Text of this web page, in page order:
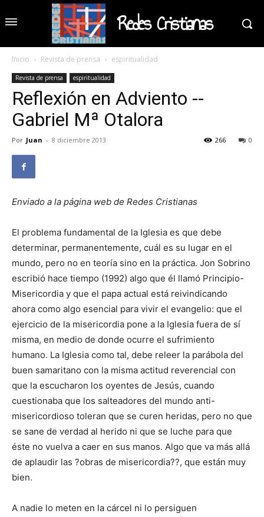
Redes Cristianas
Inicio Revista de prensa espiritualidad
Revista de prensa espiritualidad
Reflexión en Adviento --
Gabriel Mª Otalora
Por Juan - 8 diciembre 2013 0
266
Enviado a la página web de Redes Cristianas
El problema fundamental de la Iglesia es que debe
determinar, permanentemente, cuál es su lugar en el
mundo, pero no en teoría sino en la práctica. Jon Sobrino
escribió hace tiempo (1992) algo que él llamó Principio-
Misericordia y que el papa actual está reivindicando
ahora como algo esencial para vivir el evangelio: que el
ejercicio de la misericordia pone a la Iglesia fuera de sí
misma, en medio de donde ocurre el sufrimiento
humano. La Iglesia como tal, debe releer la parábola del
buen samaritano con la misma actitud reverencial con
que la escucharon los oyentes de Jesús, cuando
cuestionaba que los salteadores del mundo anti-
misericordioso toleran que se curen heridas, pero no que
se sane de verdad al herido ni que se luche para que
éste no vuelva a caer en sus manos. Algo que va más allá
de aplaudir las ?obras de misericordia??, que están muy
bien.
A nadie lo meten en la cárcel ni lo persiguen